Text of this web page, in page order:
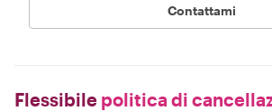
Contattami
Flessibile politica di